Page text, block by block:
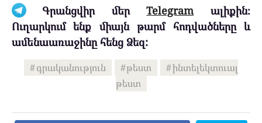
Գրանցվիր մերTelegramալիքին։
Ուղարկում ենք միայն թարմ հոդվածները և
ամենաառաջինը հենց Ձեզ:
գրականություն թեստ
ինտելեկտուալ
թեստ